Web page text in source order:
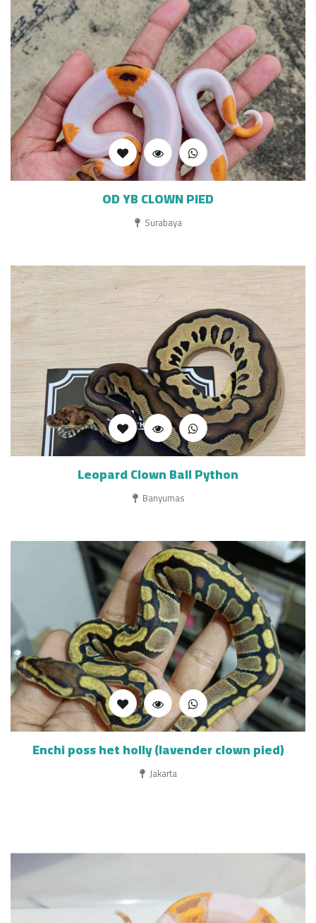
OD YB CLOWN PIED
Surabaya
Leopard Clown Ball Python
Banyumas
Enchi poss het holly (lavender clown pied)
Jakarta